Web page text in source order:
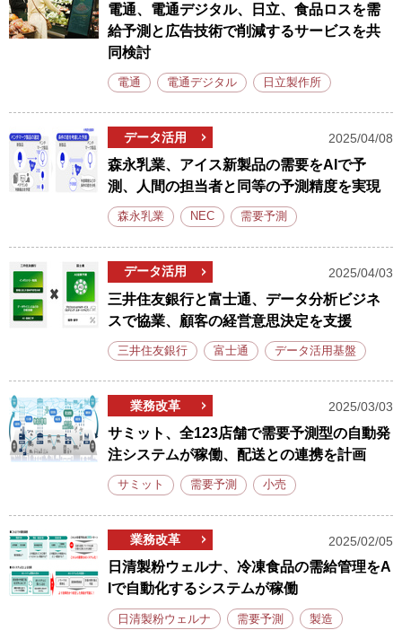
電通、電通デジタル、日立、食品ロスを需
給予測と広告技術で削減するサービスを共
同検討
電通 電通デジタル 日立製作所
データ活用 2025/04/08
森永乳業、アイス新製品の需要をAIで予
測、人間の担当者と同等の予測精度を実現
森永乳業 NEC 需要予測
データ活用 2025/04/03
三井住友銀行と富士通、データ分析ビジネ
スで協業、顧客の経営意思決定を支援
三井住友銀行 富士通 データ活用基盤
業務改革 2025/03/03
サミット、全123店舗で需要予測型の自動発
注システムが稼働、配送との連携を計画
サミット 需要予測 小売
業務改革 2025/02/05
日清製粉ウェルナ、冷凍食品の需給管理をA
Iで自動化するシステムが稼働
日清製粉ウェルナ 需要予測 製造